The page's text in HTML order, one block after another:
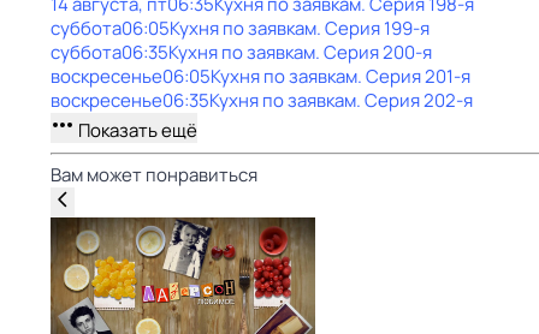
суббота06:05Кухня по заявкам. Серия 199-я
суббота06:35Кухня по заявкам. Серия 200-я
воскресенье06:05Кухня по заявкам. Серия 201-я
воскресенье06:35Кухня по заявкам. Серия 202-я
Показать ещё
Вам может понравиться